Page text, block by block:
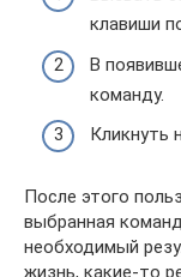
клавиши
В
команду.
Кликнуть
После этого
выбранная
необходимый
жизнь, какие-то